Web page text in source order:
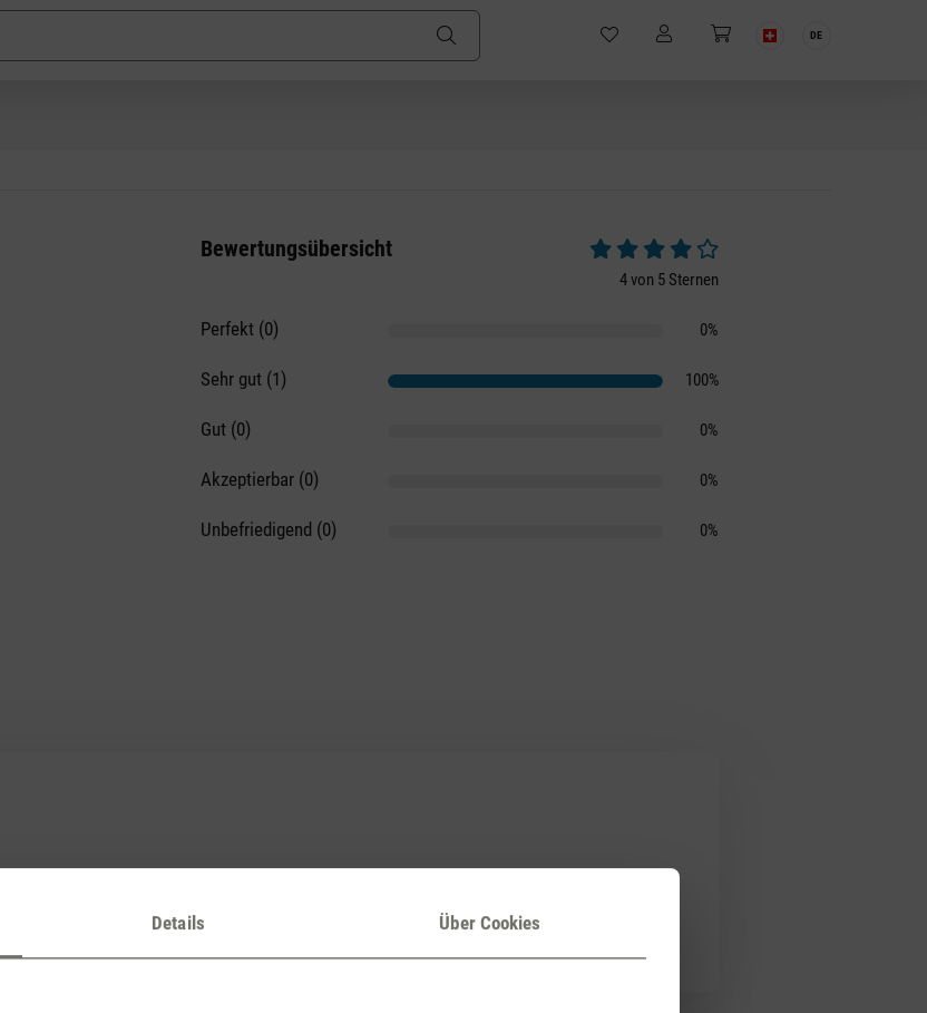
Details Über Cookies
DE
Bewertungsübersicht
Durchschnittliche Bewertung von 4 von 5
4 von 5 Sternen
Perfekt (0) 0%
Sehr gut (1) 100%
Gut (0) 0%
Akzeptierbar (0) 0%
Unbefriedigend (0) 0%
optisch haben sie mich nicht enttäuscht. Sieht wirklich aus, wie Kerzenschein und
Nachteil ist, dass man beim Aufladen immer mal wieder kontrollieren muss, ob es